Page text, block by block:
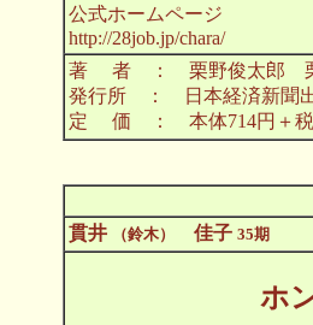
公式ホームページ
http://28job.jp/chara/
著 者 ： 栗野俊太郎
発行所 ： 日本経済新聞
定 価 ： 本体714円＋税
貫井 （鈴木） 佳子 35期
ホ